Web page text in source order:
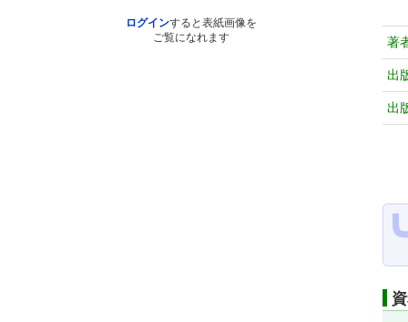
ログインすると表紙画像を
ご覧になれます
著
出
出